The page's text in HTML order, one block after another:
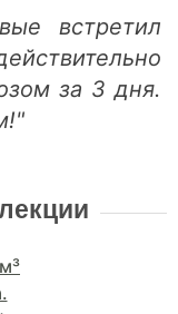
встретил
за 3 дня.